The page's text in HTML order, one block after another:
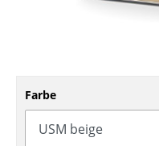
Bürodrehstühle
Konferenzstühle
Farbe